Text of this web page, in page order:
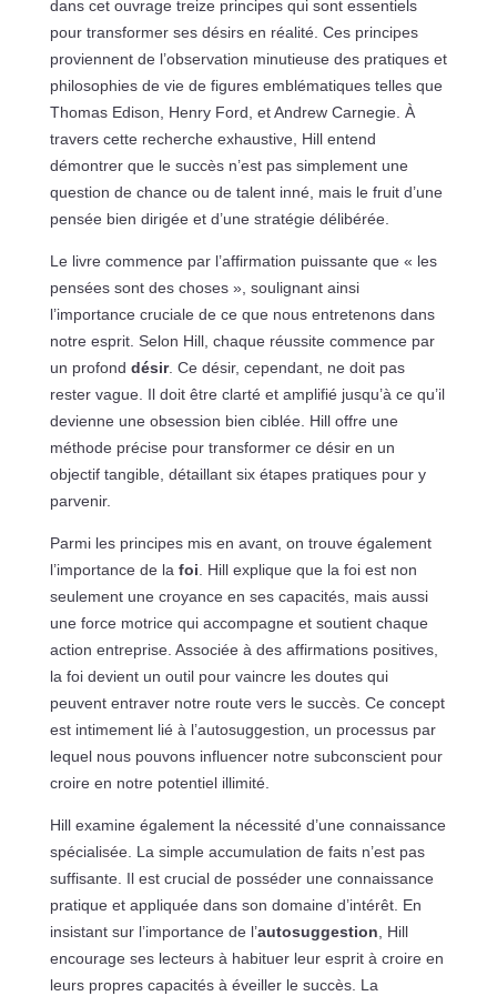
dans cet ouvrage treize principes qui sont essentiels
pour transformer ses désirs en réalité. Ces principes
proviennent de l’observation minutieuse des pratiques et
philosophies de vie de figures emblématiques telles que
Thomas Edison, Henry Ford, et Andrew Carnegie. À
travers cette recherche exhaustive, Hill entend
démontrer que le succès n’est pas simplement une
question de chance ou de talent inné, mais le fruit d’une
pensée bien dirigée et d’une stratégie délibérée.
Le livre commence par l’affirmation puissante que « les
pensées sont des choses », soulignant ainsi
l’importance cruciale de ce que nous entretenons dans
notre esprit. Selon Hill, chaque réussite commence par
un profond désir. Ce désir, cependant, ne doit pas
rester vague. Il doit être clarté et amplifié jusqu’à ce qu’il
devienne une obsession bien ciblée. Hill offre une
méthode précise pour transformer ce désir en un
objectif tangible, détaillant six étapes pratiques pour y
parvenir.
Parmi les principes mis en avant, on trouve également
l’importance de la foi . Hill explique que la foi est non
seulement une croyance en ses capacités, mais aussi
une force motrice qui accompagne et soutient chaque
action entreprise. Associée à des affirmations positives,
la foi devient un outil pour vaincre les doutes qui
peuvent entraver notre route vers le succès. Ce concept
est intimement lié à l’autosuggestion, un processus par
lequel nous pouvons influencer notre subconscient pour
croire en notre potentiel illimité.
Hill examine également la nécessité d’une connaissance
spécialisée. La simple accumulation de faits n’est pas
suffisante. Il est crucial de posséder une connaissance
pratique et appliquée dans son domaine d’intérêt. En
insistant sur l’importance de l’autosuggestion , Hill
encourage ses lecteurs à habituer leur esprit à croire en
leurs propres capacités à éveiller le succès. La